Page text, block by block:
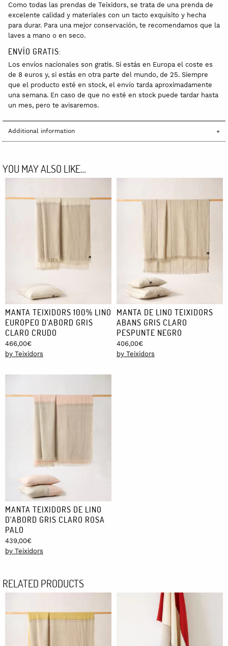
Como todas las prendas de Teixidors, se trata de una prenda de
excelente calidad y materiales con un tacto exquisito y hecha
para durar. Para una mejor conservación, te recomendamos que la
laves a mano o en seco.
ENVÍO GRATIS:
Los envíos nacionales son gratis. Si estás en Europa el coste es
de 8 euros y, si estás en otra parte del mundo, de 25. Siempre
que el producto esté en stock, el envío tarda aproximadamente
una semana. En caso de que no esté en stock puede tardar hasta
un mes, pero te avisaremos.
Additional information
YOU MAY ALSO LIKE…
MANTA TEIXIDORS 100% LINO
EUROPEO D’ABORD GRIS
CLARO CRUDO
466,00€
by Teixidors
MANTA DE LINO TEIXIDORS
ABANS GRIS CLARO
PESPUNTE NEGRO
406,00€
by Teixidors
MANTA TEIXIDORS DE LINO
D’ABORD GRIS CLARO ROSA
PALO
439,00€
by Teixidors
RELATED PRODUCTS